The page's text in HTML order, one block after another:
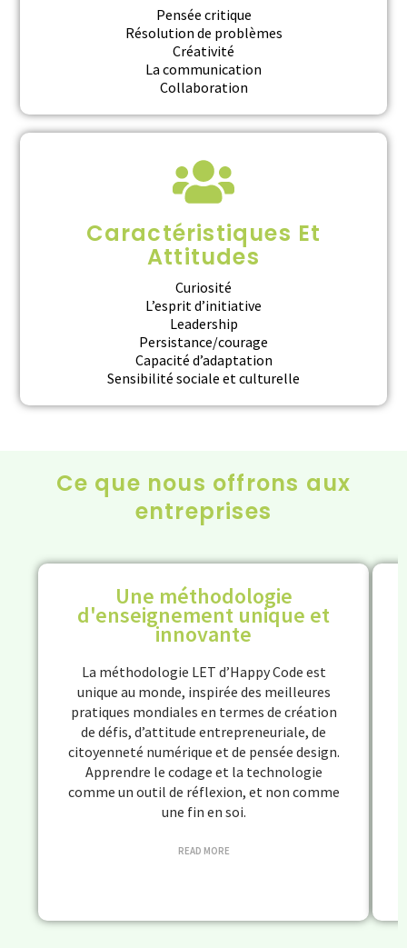
Pensée critique
Résolution de problèmes
Créativité
La communication
Collaboration
Caractéristiques Et
Attitudes
Curiosité
L’esprit d’initiative
Leadership
Persistance/courage
Capacité d’adaptation
Sensibilité sociale et culturelle
Ce que nous offrons aux
entreprises
Une méthodologie
d'enseignement unique et
innovante
La méthodologie LET d’Happy Code est
unique au monde, inspirée des meilleures
pratiques mondiales en termes de création
de défis, d’attitude entrepreneuriale, de
citoyenneté numérique et de pensée design.
Apprendre le codage et la technologie
comme un outil de réflexion, et non comme
une fin en soi.
READ MORE